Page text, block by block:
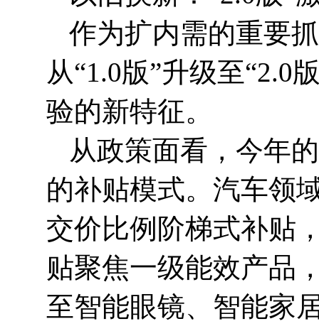
作为扩内需的重要
从“1.0版”升级至“2.0
验的新特征。
从政策面看，今年
的补贴模式。汽车领
交价比例阶梯式补贴
贴聚焦一级能效产品
至智能眼镜、智能家